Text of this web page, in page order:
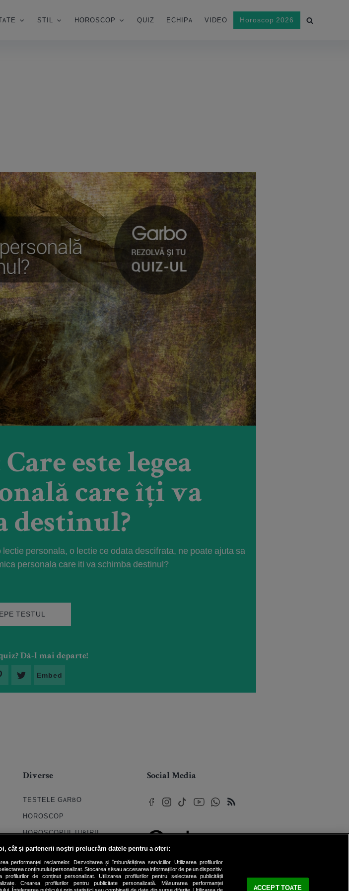
STIL HOROSCOP QUIZ ECHIPA VIDEO Horoscop 2026
este legea
care îți va
destinul?
personala, o lectie ce odata descifrata, ne poate ajuta sa
personala care iti va schimba destinul?
TESTUL
Dă-l mai departe!
Embed
Diverse
TESTELE GARBO
HOROSCOP
HOROSCOPUL IUBIRII
FORUMURI
TRATAMENTE NATURISTE
DICTIONARE NUME
Social Media
Toate drepturile rezervate
cât și partenerii noștri prelucrăm datele pentru a oferi:
performanței reclamelor. Dezvoltarea și îmbunătățirea serviciilor. Utilizarea profilurilor
conținutului personalizat. Stocarea și/sau accesarea informațiilor de pe un dispozitiv.
profilurilor de conținut personalizat. Utilizarea profilurilor pentru selectarea publicității
Crearea profilurilor pentru publicitate personalizată. Măsurarea performanței
ACCEPT TOATE